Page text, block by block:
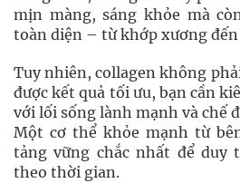
mịn màng, sáng khỏe mà
toàn diện – từ khớp xương
Tuy nhiên, collagen không
được kết quả tối ưu, bạn cần
với lối sống lành mạnh và chế
Một cơ thể khỏe mạnh từ
tảng vững chắc nhất để duy
theo thời gian.